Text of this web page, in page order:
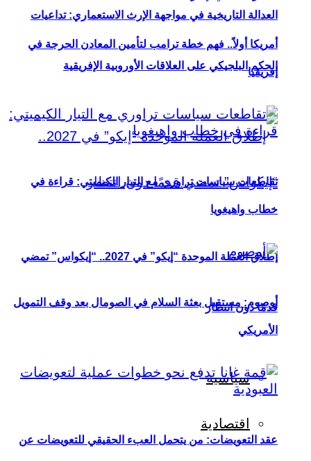
العدالة التاريخية في مواجهة الإرث الاستعماري: تداعيات
الحكم البلجيكي على العلاقات الأوروبية الإفريقية
إطلاق العملة الموحدة “إيكو” في 2027.. “إيكواس” تمضي
قدمًا دون انتظار
سياسية
اقتصادية
أمريكا أولاً.. فهم خطة ترامب لتأمين المعادن الحرجة في
إفريقيا
تقاطعات سياسات تراوري مع التيار الكيميتي: قراءة في
خطاب واهيغويا
أوصوم: مستقبل بعثة السلام في الصومال بعد وقف التمويل
الأمريكي
عقد التعويضات: من يتحمل العبء الحقيقي للتعويضات عن